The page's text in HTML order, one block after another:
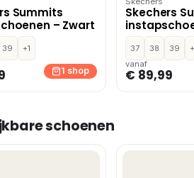
Summits
– Zwart
39
+1
1 shop
Skechers
37 38 39
vanaf
€ 89,99
schoenen